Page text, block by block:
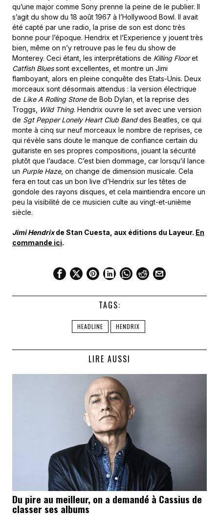
qu’une major comme Sony prenne la peine de le publier. Il
s’agit du show du 18 août 1967 à l’Hollywood Bowl. Il avait
été capté par une radio, la prise de son est donc très
bonne pour l’époque. Hendrix et l’Experience y jouent très
bien, même on n’y retrouve pas le feu du show de
Monterey. Ceci étant, les interprétations de Killing Flooret
Catfish Bluessont excellentes, et montre un Jimi
flamboyant, alors en pleine conquête des Etats-Unis. Deux
morceaux sont désormais attendus : la version électrique
de Like A Rolling Stonede Bob Dylan, et la reprise des
Troggs,
Wild Thing. Hendrix ouvre le set avec une version
de Sgt Pepper Lonely Heart Club Banddes Beatles, ce qui
monte à cinq sur neuf morceaux le nombre de reprises, ce
qui révèle sans doute le manque de confiance certain du
guitariste en ses propres compositions, jouant la sécurité
plutôt que l’audace. C’est bien dommage, car lorsqu’il lance
un Purple Haze, on change de dimension musicale. Cela
fera en tout cas un bon live d’Hendrix sur les têtes de
gondole des rayons disques, et cela maintiendra encore un
peu la visibilité de ce musicien culte au vingt-et-unième
siècle.
Jimi Hendrixde Stan Cuesta, aux éditions du Layeur. En
commande ici.
TAGS:
HEADLINE HENDRIX
LIRE AUSSI
Du pire au meilleur, on a demandé à Cassius de
classer ses albums